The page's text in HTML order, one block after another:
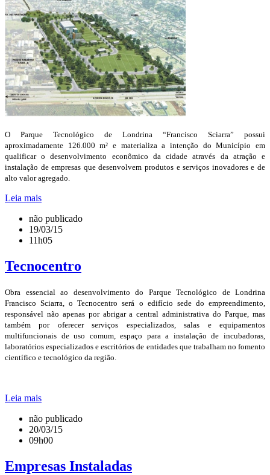
O Parque Tecnológico de Londrina “Francisco Sciarra” possui
aproximadamente 126.000 m² e materializa a intenção do Município em
qualificar o desenvolvimento econômico da cidade através da atração e
instalação de empresas que desenvolvem produtos e serviços inovadores e de
alto valor agregado.
Leia mais
não publicado
19/03/15
11h05
Tecnocentro
Obra essencial ao desenvolvimento do Parque Tecnológico de Londrina
Francisco Sciarra, o Tecnocentro será o edifício sede do empreendimento,
responsável não apenas por abrigar a central administrativa do Parque, mas
também por oferecer serviços especializados, salas e equipamentos
multifuncionais de uso comum, espaço para a instalação de incubadoras,
laboratórios especializados e escritórios de entidades que trabalham no fomento
científico e tecnológico da região.
Leia mais
não publicado
20/03/15
09h00
Empresas Instaladas